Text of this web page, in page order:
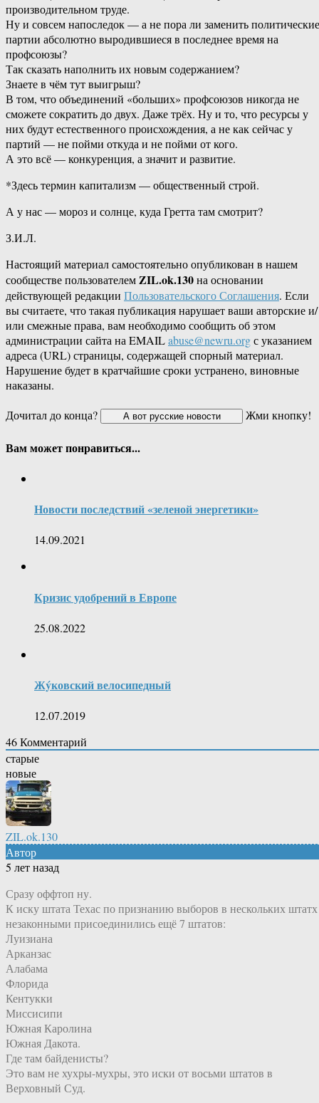
производительном труде.
Ну и совсем напоследок — а не пора ли заменить политические
партии абсолютно выродившиеся в последнее время на
профсоюзы?
Так сказать наполнить их новым содержанием?
Знаете в чём тут выигрыш?
В том, что объединений «больших» профсоюзов никогда не
сможете сократить до двух. Даже трёх. Ну и то, что ресурсы у
них будут естественного происхождения, а не как сейчас у
партий — не пойми откуда и не пойми от кого.
А это всё — конкуренция, а значит и развитие.
*Здесь термин капитализм — общественный строй.
А у нас — мороз и солнце, куда Гретта там смотрит?
З.И.Л.
Настоящий материал самостоятельно опубликован в нашем
сообществе пользователемZIL.ok.130на основании
действующей редакции Пользовательского Соглашения. Если
вы считаете, что такая публикация нарушает ваши авторские и/
или смежные права, вам необходимо сообщить об этом
администрации сайта на EMAILabuse@newru.orgс указанием
адреса (URL) страницы, содержащей спорный материал.
Нарушение будет в кратчайшие сроки устранено, виновные
наказаны.
Дочитал до конца?
Жми кнопку!
Вам может понравиться...
Новости последствий «зеленой энергетики»
14.09.2021
Кризис удобрений в Европе
25.08.2022
Жýковский велосипедный
12.07.2019
46Комментарий
старые
новые
ZIL.ok.130
Автор
5 лет назад
Сразу оффтоп ну.
К иску штата Техас по признанию выборов в нескольких штатх
незаконными присоединились ещё 7 штатов:
Луизиана
Арканзас
Алабама
Флорида
Кентукки
Миссисипи
Южная Каролина
Южная Дакота.
Где там байденисты?
Это вам не хухры-мухры, это иски от восьми штатов в
Верховный Суд.